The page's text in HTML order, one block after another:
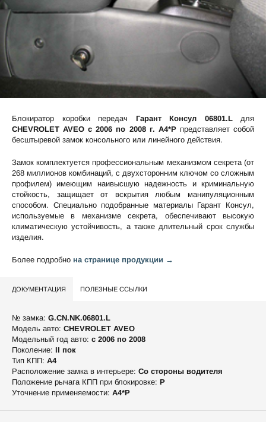
Блокиратор коробки передач Гарант Консул 06801.Lдля
CHEVROLET AVEO c 2006 по 2008 г. А4*Pпредставляет собой
бесштыревой замок консольного или линейного действия.
Замок комплектуется профессиональным механизмом секрета (от
268 миллионов комбинаций, с двухсторонним ключом со сложным
профилем) имеющим наивысшую надежность и криминальную
стойкость, защищает от вскрытия любым манипуляционным
способом. Специально подобранные материалы Гарант Консул,
используемые в механизме секрета, обеспечивают высокую
климатическую устойчивость, а также длительный срок службы
изделия.
Более подробно на странице продукции →
ДОКУМЕНТАЦИЯ ПОЛЕЗНЫЕ ССЫЛКИ
№ замка: G.CN.NK.06801.L
Модель авто: CHEVROLET AVEO
Модельный год авто: c 2006 по 2008
Поколение: II пок
Тип КПП: А4
Расположение замка в интерьере: Со стороны водителя
Положение рычага КПП при блокировке: P
Уточнение применяемости: А4*P